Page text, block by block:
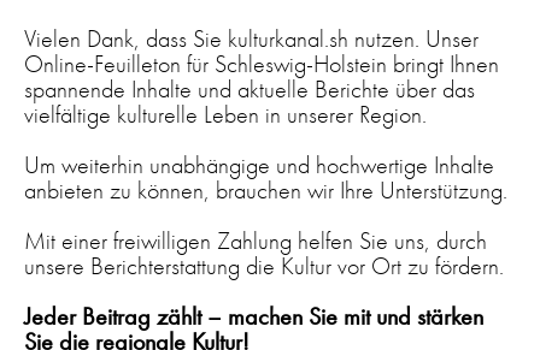
Vielen Dank, dass Sie kulturkanal.sh nutzen. Unser
Online-Feuilleton für Schleswig-Holstein bringt Ihnen
spannende Inhalte und aktuelle Berichte über das
vielfältige kulturelle Leben in unserer Region.
Um weiterhin unabhängige und hochwertige Inhalte
anbieten zu können, brauchen wir Ihre Unterstützung.
Mit einer freiwilligen Zahlung helfen Sie uns, durch
unsere Berichterstattung die Kultur vor Ort zu fördern.
Jeder Beitrag zählt – machen Sie mit und stärken
Sie die regionale Kultur!